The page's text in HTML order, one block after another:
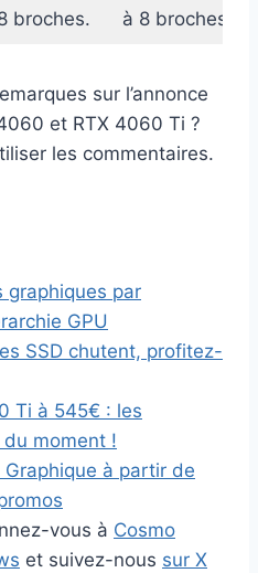
broches.
à 8 broches.
sur l’annonce
et RTX 4060 Ti ?
les commentaires.
graphiques par
GPU
SSD chutent, profitez-
Ti à 545€ : les
moment !
à partir de
vous à Cosmo
et suivez-nous sur X